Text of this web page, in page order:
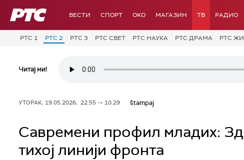
РТС ВЕСТИ СПОРТ OKO МАГАЗИН ТВ РАДИО
РТС 1 РТС 2 РТС 3 РТС СВЕТ РТС НАУКА РТС ДРАМА РТС
Читај ми!
УТОРАК, 19.05.2026, 22:55 -> 10:29 štampaj
Савремени профил младих:
тихој линији фронта